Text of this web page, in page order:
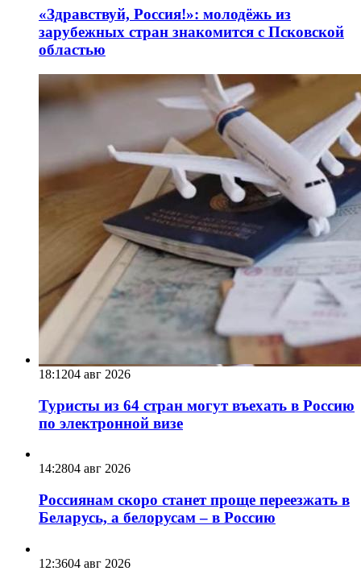
«Здравствуй, Россия!»: молодёжь из
зарубежных стран знакомится с Псковской
областью
18:1204 авг 2026
Туристы из 64 стран могут въехать в Россию
по электронной визе
14:2804 авг 2026
Россиянам скоро станет проще переезжать в
Беларусь, а белорусам – в Россию
12:3604 авг 2026